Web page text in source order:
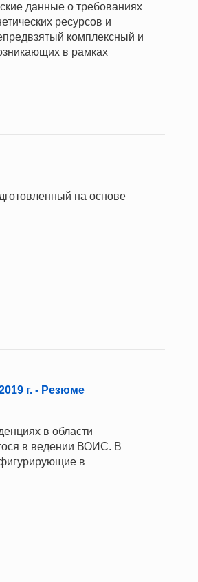
данные о требованиях
ресурсов и
комплексный и
в рамках
на основе
г. - Резюме
в области
в ведении ВОИС. В
в